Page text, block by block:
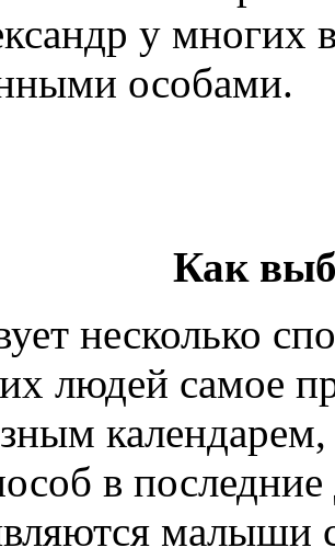
у многих
особами.
Как
несколько
людей самое
в последние
малыши